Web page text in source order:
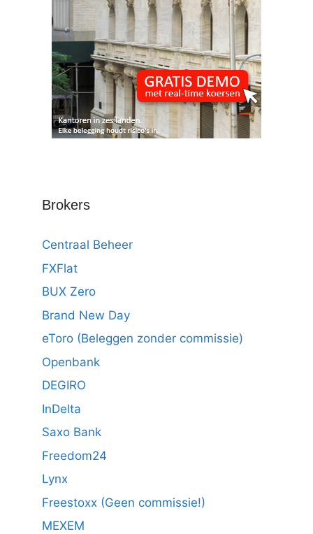
Brokers
Centraal Beheer
FXFlat
BUX Zero
Brand New Day
eToro (Beleggen zonder commissie)
Openbank
DEGIRO
InDelta
Saxo Bank
Freedom24
Lynx
Freestoxx (Geen commissie!)
MEXEM